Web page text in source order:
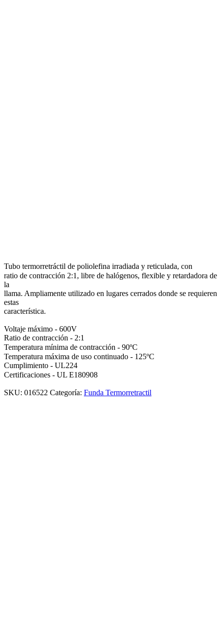
Tubo termorretráctil de poliolefina irradiada y reticulada, con
ratio de contracción 2:1, libre de halógenos, flexible y retardadora de
la
llama. Ampliamente utilizado en lugares cerrados donde se requieren
estas
característica.
Voltaje máximo - 600V
Ratio de contracción - 2:1
Temperatura mínima de contracción - 90ºC
Temperatura máxima de uso continuado - 125ºC
Cumplimiento - UL224
Certificaciones - UL E180908
SKU: 016522 Categoría: Funda Termorretractil